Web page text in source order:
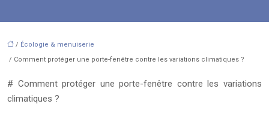
/ Écologie & menuiserie
/ Comment protéger une porte-fenêtre contre les variations climatiques ?
# Comment protéger une porte-fenêtre contre les variations
climatiques ?